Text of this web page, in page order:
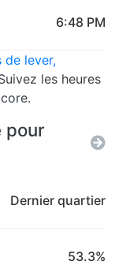
6:48 PM
de lever,
les heures
pour
Dernier quartier
53.3%